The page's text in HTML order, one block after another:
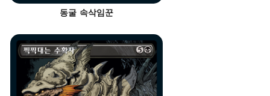
동굴 속삭임꾼